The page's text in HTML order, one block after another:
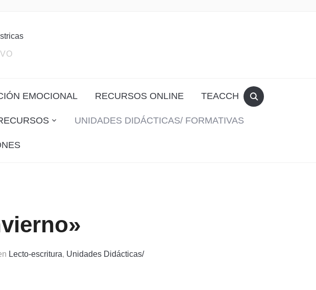
EMOCIONAL RECURSOS ONLINE TEACCH
UNIDADES DIDÁCTICAS/ FORMATIVAS
Lecto-escritura, Unidades Didácticas/